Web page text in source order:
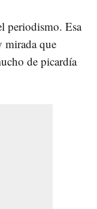
periodismo. Esa
mirada que
de picardía